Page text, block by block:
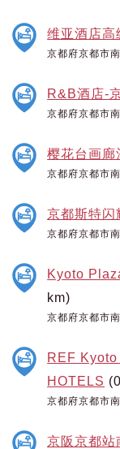
维亚酒店高
京都府京都市
R&B酒店-
京都府京都市
樱花台画廊
京都府京都市
京都斯特闪
京都府京都市
Kyoto
km)
京都府京都市
REF
HOTELS
京都府京都市
京阪京都站